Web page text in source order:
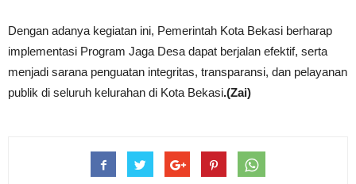
Dengan adanya kegiatan ini, Pemerintah Kota Bekasi berharap
implementasi Program Jaga Desa dapat berjalan efektif, serta
menjadi sarana penguatan integritas, transparansi, dan pelayanan
publik di seluruh kelurahan di Kota Bekasi.(Zai)